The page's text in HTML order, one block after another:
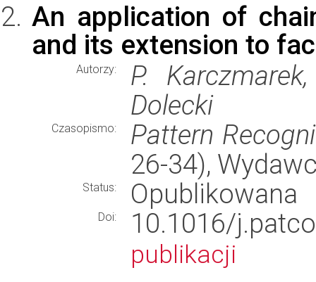
An application of
and its extension to
Autorzy:
P.
Dolecki
Czasopismo:
Pattern
26-34),
Status: Opublikowana
Doi: 10.1016/
publikacji